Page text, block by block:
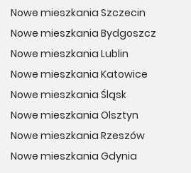
Nowe mieszkania Szczecin
Nowe mieszkania Bydgoszcz
Nowe mieszkania Lublin
Nowe mieszkania Katowice
Nowe mieszkania Śląsk
Nowe mieszkania Olsztyn
Nowe mieszkania Rzeszów
Nowe mieszkania Gdynia